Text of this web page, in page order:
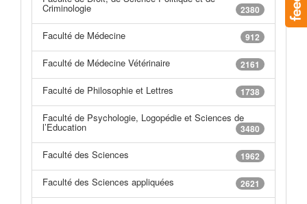
Criminologie 2380
Faculté de Médecine 912
Faculté de Médecine Vétérinaire 2161
Faculté de Philosophie et Lettres 1738
Faculté de Psychologie, Logopédie et Sciences de
l’Education 3480
Faculté des Sciences 1962
Faculté des Sciences appliquées 2621